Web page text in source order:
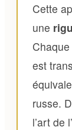
Cette
une
est
russe.
l’art de